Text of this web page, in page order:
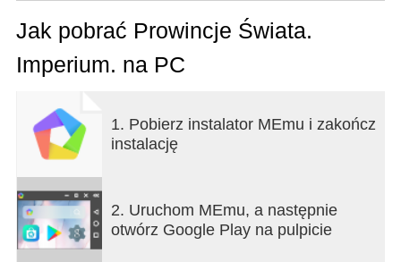
tylko mapa – to przestrzeń, gdzie możesz tworzyć,
rozwijać i rządzić własną cywilizacją!
Twórz własne państwa i imperia.
Odtwarzaj historyczne potęgi: Cesarstwo
Inków, Chiny i wiele innych.
Projektuj alternatywne scenariusze historii – "co by
Jak pobrać Prowincje Świata.
Imperium. na PC
1. Pobierz instalator MEmu i zakończ
instalację
2. Uruchom MEmu, a następnie
otwórz Google Play na pulpicie